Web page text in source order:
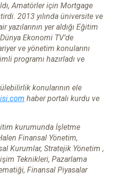
Amatörler için Mortgage
2013 yılında üniversite ve
yer aldığı Eğitim
Ekonomi TV’de
ve yönetim konularını
programı hazırladı ve
konularının ele
haber portalı kurdu ve
kurumunda İşletme
Finansal Yönetim,
Kurumlar, Stratejik Yönetim ,
Teknikleri, Pazarlama
Finansal Piyasalar